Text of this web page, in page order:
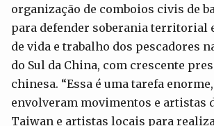
organização de comboios civis de
para defender soberania territorial
de vida e trabalho dos pescadores
do Sul da China, com crescente
chinesa. “Essa é uma tarefa
envolveram movimentos e artistas
Taiwan e artistas locais para